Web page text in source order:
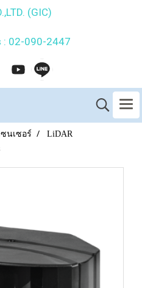
CO.,LTD. (GIC)
090-2447
ซนเซอร์
LiDAR